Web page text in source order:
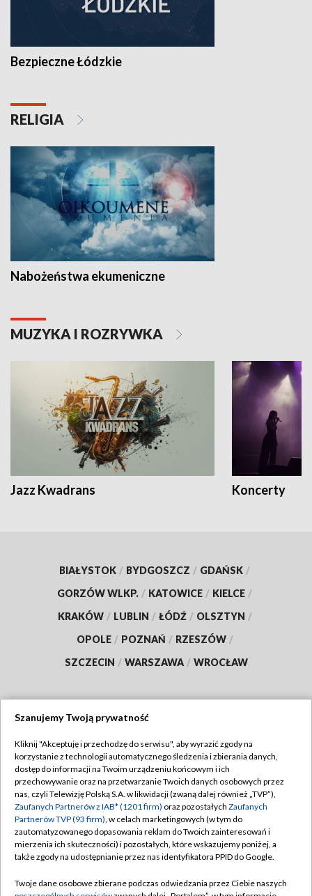
Bezpieczne Łódzkie
RELIGIA
Nabożeństwa ekumeniczne
MUZYKA I ROZRYWKA
Jazz Kwadrans Koncerty
BIAŁYSTOK / BYDGOSZCZ / GDAŃSK /
GORZÓW WLKP. / KATOWICE / KIELCE /
KRAKÓW / LUBLIN / ŁÓDŹ / OLSZTYN /
OPOLE / POZNAŃ / RZESZÓW /
SZCZECIN / WARSZAWA / WROCŁAW
TVP
Abonament TVP
Emisja w TVP
Centrum informacji TVP
Naziemna Telewizja Cyfrowa
Regulamin TVP
Polityka prywatności
Moje zgody
Pomoc
Szanujemy Twoją prywatność
Kliknij "Akceptuję i przechodzę do serwisu", aby wyrazić zgody na
korzystanie z technologii automatycznego śledzenia i zbierania danych,
dostęp do informacji na Twoim urządzeniu końcowym i ich
przechowywanie oraz na przetwarzanie Twoich danych osobowych przez
nas, czyli Telewizję Polską S.A. w likwidacji (zwaną dalej również „TVP”),
Zaufanych Partnerów z IAB* (1201 firm) oraz pozostałych Zaufanych
Partnerów TVP (93 firm), w celach marketingowych (w tym do
zautomatyzowanego dopasowania reklam do Twoich zainteresowań i
mierzenia ich skuteczności) i pozostałych, które wskazujemy poniżej, a
także zgody na udostępnianie przez nas identyfikatora PPID do Google.
Twoje dane osobowe zbierane podczas odwiedzania przez Ciebie naszych